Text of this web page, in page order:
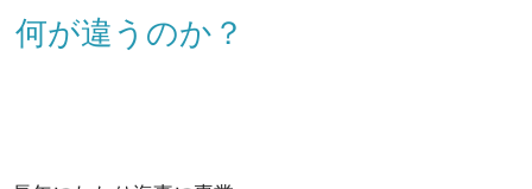
何が違うのか？